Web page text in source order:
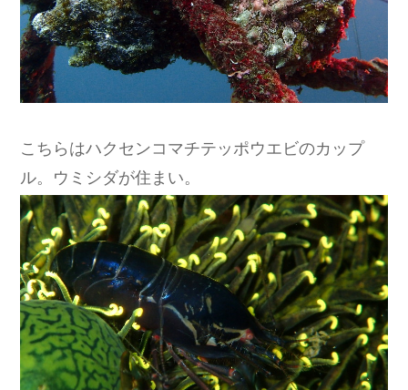
こちらはハクセンコマチテッポウエビのカップ
ル。ウミシダが住まい。